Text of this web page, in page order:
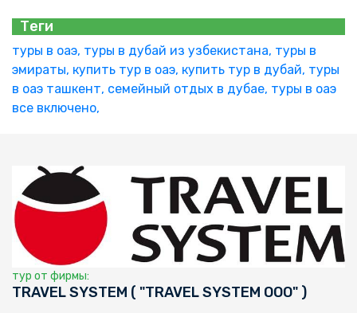
Теги
туры в оаэ, туры в дубай из узбекистана, туры в
эмираты, купить тур в оаэ, купить тур в дубай, туры
в оаэ ташкент, семейный отдых в дубае, туры в оаэ
все включено,
тур от фирмы:
TRAVEL SYSTEM ( "TRAVEL SYSTEM ООО" )